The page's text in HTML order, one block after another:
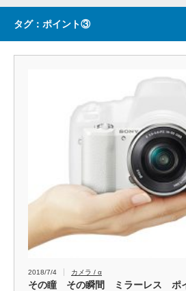
タグ：ポイント③
2018/7/4 カメラ / α
その瞳 その瞬間 ミラーレス ポ